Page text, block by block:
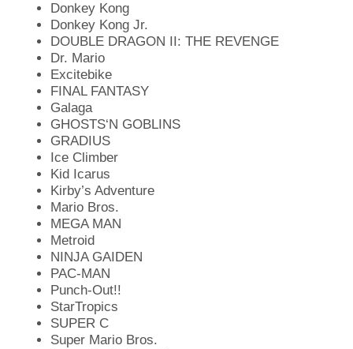
Donkey Kong
Donkey Kong Jr.
DOUBLE DRAGON II: THE REVENGE
Dr. Mario
Excitebike
FINAL FANTASY
Galaga
GHOSTS‘N GOBLINS
GRADIUS
Ice Climber
Kid Icarus
Kirby’s Adventure
Mario Bros.
MEGA MAN
Metroid
NINJA GAIDEN
PAC-MAN
Punch-Out!!
StarTropics
SUPER C
Super Mario Bros.